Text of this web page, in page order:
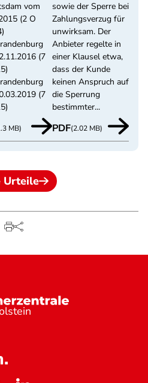
vom
(2 O
(7
(7
MB)
sowie der Sperre bei
Zahlungsverzug für
unwirksam. Der
Anbieter regelte in
einer Klausel etwa,
dass der Kunde
keinen Anspruch auf
die Sperrung
bestimmter...
PDF(2.02 MB)
Urteile